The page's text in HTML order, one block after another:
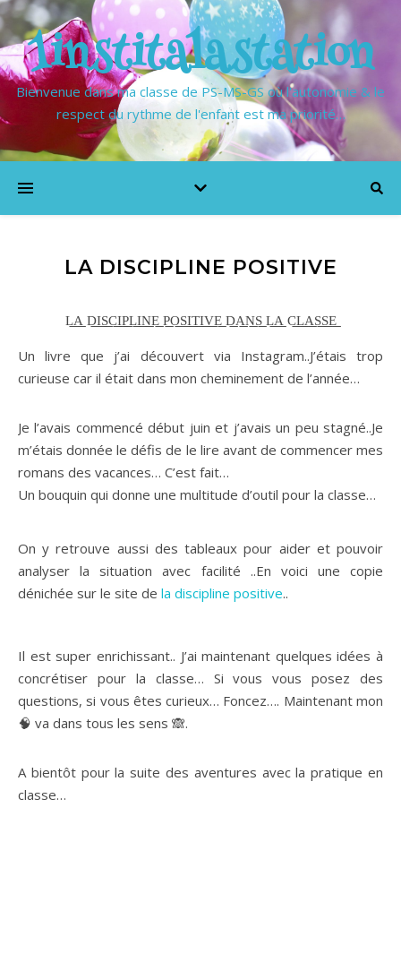
1institalastation
Bienvenue dans ma classe de PS-MS-GS où l'autonomie & le
respect du rythme de l'enfant est ma priorité…
LA DISCIPLINE POSITIVE
L͟͟A͟͟ D͟͟I͟͟S͟͟C͟͟I͟͟P͟͟L͟͟I͟͟N͟͟E͟͟ P͟͟O͟͟S͟͟I͟͟T͟͟I͟͟V͟͟E͟͟ D͟͟A͟͟N͟͟S͟͟ L͟͟A͟͟ C͟͟L͟͟A͟͟S͟͟S͟͟E͟͟
Un livre que j’ai découvert via Instagram..J’étais trop
curieuse car il était dans mon cheminement de l’année…
Je l’avais commencé début juin et j’avais un peu stagné..Je
m’étais donnée le défis de le lire avant de commencer mes
romans des vacances… C’est fait…
Un bouquin qui donne une multitude d’outil pour la classe…
On y retrouve aussi des tableaux pour aider et pouvoir
analyser la situation avec facilité ..En voici une copie
dénichée sur le site de la discipline positive..
Il est super enrichissant.. J’ai maintenant quelques idées à
concrétiser pour la classe… Si vous vous posez des
questions, si vous êtes curieux… Foncez…. Maintenant mon
🧠 va dans tous les sens 🙈.
A bientôt pour la suite des aventures avec la pratique en
classe…